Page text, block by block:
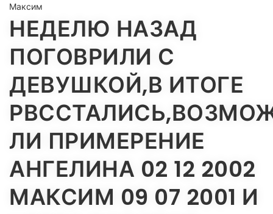
Максим
НЕДЕЛЮ НАЗАД
ПОГОВРИЛИ С
ДЕВУШКОЙ,В ИТОГЕ
ЛИ ПРИМЕРЕНИЕ
АНГЕЛИНА 02 12 2002
МАКСИМ 09 07 2001 И